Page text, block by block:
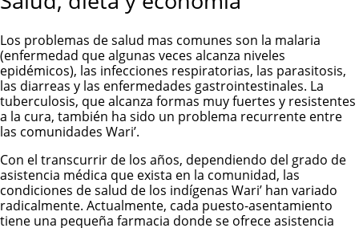
Los problemas de salud mas comunes son la malaria
(enfermedad que algunas veces alcanza niveles
epidémicos), las infecciones respiratorias, las parasitosis,
las diarreas y las enfermedades gastrointestinales. La
tuberculosis, que alcanza formas muy fuertes y resistentes
a la cura, también ha sido un problema recurrente entre
las comunidades Wari’.
Con el transcurrir de los años, dependiendo del grado de
asistencia médica que exista en la comunidad, las
condiciones de salud de los indígenas Wari’ han variado
radicalmente. Actualmente, cada puesto-asentamiento
tiene una pequeña farmacia donde se ofrece asistencia